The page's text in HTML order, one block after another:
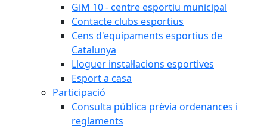
GiM 10 - centre esportiu municipal
Contacte clubs esportius
Cens d'equipaments esportius de
Catalunya
Lloguer instal·lacions esportives
Esport a casa
Participació
Consulta pública prèvia ordenances i
reglaments